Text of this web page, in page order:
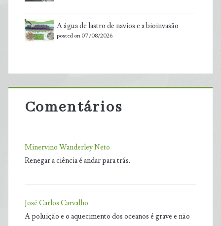
A água de lastro de navios e a bioinvasão
posted on 07/08/2026
Comentários
Minervino Wanderley Neto
Renegar a ciência é andar para trás.
José Carlos Carvalho
A poluição e o aquecimento dos oceanos é grave e não